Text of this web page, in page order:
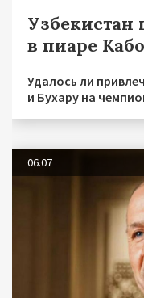
Узбекистан
в пиаре
Удалось ли
и Бухару на
06.07